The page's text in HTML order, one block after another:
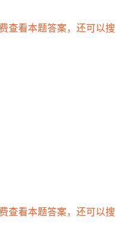
查看本题答案，还可以搜
查看本题答案，还可以搜